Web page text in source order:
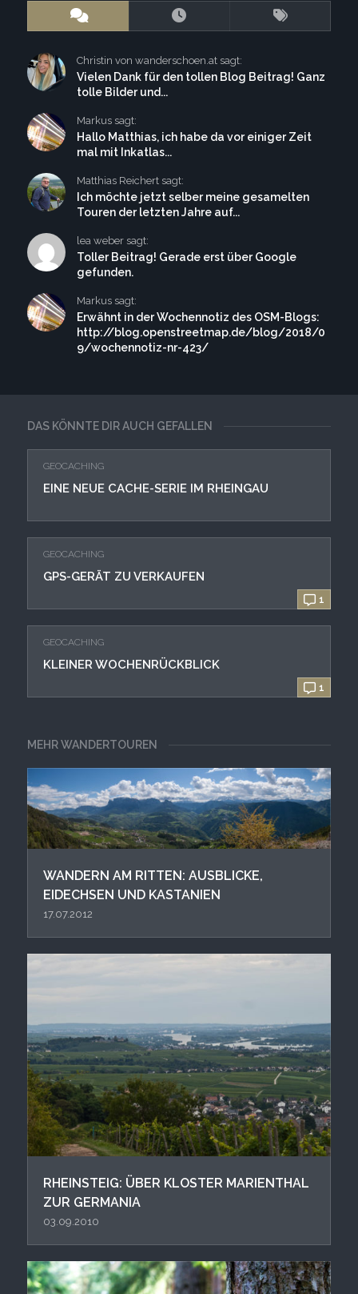
DAS KÖNNTE DIR AUCH GEFALLEN
GEOCACHING
EINE NEUE CACHE-SERIE IM RHEINGAU
1
GEOCACHING
GPS-GERÄT ZU VERKAUFEN
1
GEOCACHING
KLEINER WOCHENRÜCKBLICK
MEHR WANDERTOUREN
WANDERN AM RITTEN: AUSBLICKE,
EIDECHSEN UND KASTANIEN
17.07.2012
RHEINSTEIG: ÜBER KLOSTER MARIENTHAL
ZUR GERMANIA
03.09.2010
Christin von wanderschoen.at sagt:
Vielen Dank für den tollen Blog Beitrag! Ganz
tolle Bilder und...
Markus sagt:
Hallo Matthias, ich habe da vor einiger Zeit
mal mit Inkatlas...
Matthias Reichert sagt:
Ich möchte jetzt selber meine gesamelten
Touren der letzten Jahre auf...
lea weber sagt:
Toller Beitrag! Gerade erst über Google
gefunden.
Markus sagt:
Erwähnt in der Wochennotiz des OSM-Blogs:
http://blog.openstreetmap.de/blog/2018/0
9/wochennotiz-nr-423/